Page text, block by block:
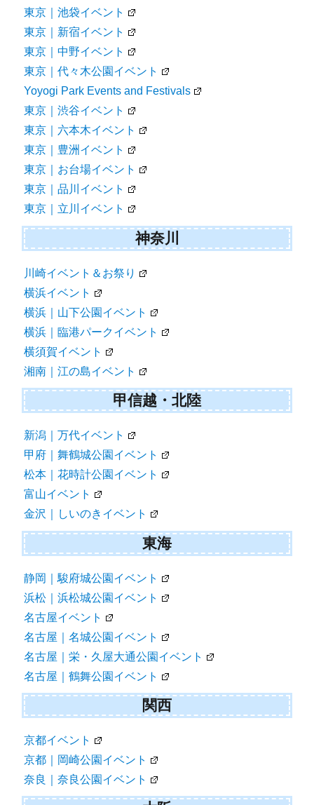
東京｜池袋イベント
東京｜新宿イベント
東京｜中野イベント
東京｜代々木公園イベント
Yoyogi Park Events and Festivals
東京｜渋谷イベント
東京｜六本木イベント
東京｜豊洲イベント
東京｜お台場イベント
東京｜品川イベント
東京｜立川イベント
神奈川
川崎イベント＆お祭り
横浜イベント
横浜｜山下公園イベント
横浜｜臨港パークイベント
横須賀イベント
湘南｜江の島イベント
甲信越・北陸
新潟｜万代イベント
甲府｜舞鶴城公園イベント
松本｜花時計公園イベント
富山イベント
金沢｜しいのきイベント
東海
静岡｜駿府城公園イベント
浜松｜浜松城公園イベント
名古屋イベント
名古屋｜名城公園イベント
名古屋｜栄・久屋大通公園イベント
名古屋｜鶴舞公園イベント
関西
京都イベント
京都｜岡崎公園イベント
奈良｜奈良公園イベント